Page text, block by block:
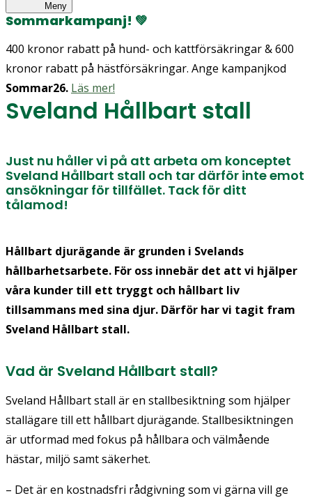
Meny
Sommarkampanj! 💚
400 kronor rabatt på hund- och kattförsäkringar & 600
kronor rabatt på hästförsäkringar. Ange kampanjkod
Sommar26. Läs mer!
Sveland Hållbart stall
Just nu håller vi på att arbeta om konceptet
Sveland Hållbart stall och tar därför inte emot
ansökningar för tillfället. Tack för ditt
tålamod!
Hållbart djurägande är grunden i Svelands
hållbarhetsarbete. För oss innebär det att vi hjälper
våra kunder till ett tryggt och hållbart liv
tillsammans med sina djur. Därför har vi tagit fram
Sveland Hållbart stall.
Vad är Sveland Hållbart stall?
Sveland Hållbart stall är en stallbesiktning som hjälper
stallägare till ett hållbart djurägande. Stallbesiktningen
är utformad med fokus på hållbara och välmående
hästar, miljö samt säkerhet.
– Det är en kostnadsfri rådgivning som vi gärna vill ge